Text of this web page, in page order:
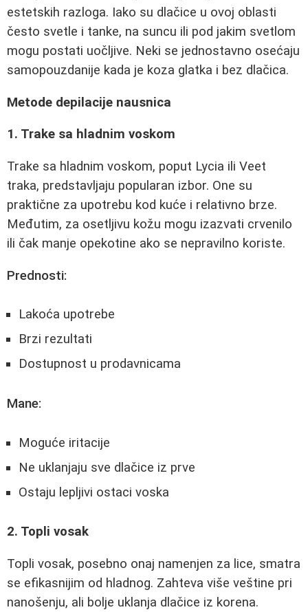
estetskih razloga. Iako su dlačice u ovoj oblasti
često svetle i tanke, na suncu ili pod jakim svetlom
mogu postati uočljive. Neki se jednostavno osećaju
samopouzdanije kada je koza glatka i bez dlačica.
Metode depilacije nausnica
1. Trake sa hladnim voskom
Trake sa hladnim voskom, poput Lycia ili Veet
traka, predstavljaju popularan izbor. One su
praktične za upotrebu kod kuće i relativno brze.
Međutim, za osetljivu kožu mogu izazvati crvenilo
ili čak manje opekotine ako se nepravilno koriste.
Prednosti:
Lakoća upotrebe
Brzi rezultati
Dostupnost u prodavnicama
Mane:
Moguće iritacije
Ne uklanjaju sve dlačice iz prve
Ostaju lepljivi ostaci voska
2. Topli vosak
Topli vosak, posebno onaj namenjen za lice, smatra
se efikasnijim od hladnog. Zahteva više veštine pri
nanošenju, ali bolje uklanja dlačice iz korena.